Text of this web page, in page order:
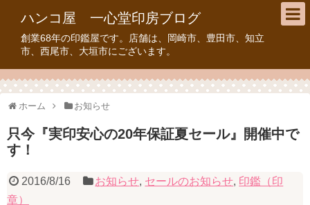
ハンコ屋 一心堂印房ブログ
創業68年の印鑑屋です。店舗は、岡崎市、豊田市、知立
市、西尾市、大垣市にございます。
ホーム お知らせ
只今『実印安心の20年保証夏セール』開催中で
す！
2016/8/16 お知らせ, セールのお知らせ, 印鑑（印
章）